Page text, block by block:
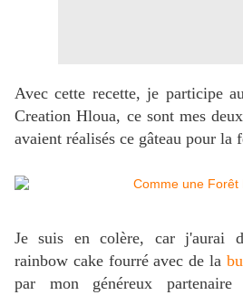
Avec cette recette, je participe
Creation Hloua, ce sont mes
avaient réalisés ce gâteau pour la
Je suis en colère, car j'aurai
rainbow cake fourré avec de la
par mon généreux